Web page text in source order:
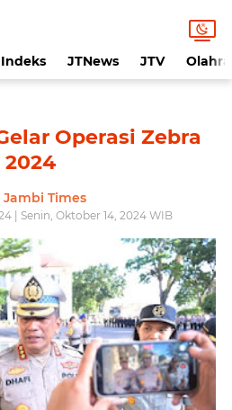
Indeks JTNews JTV
Operasi Zebra
2024
Jambi Times
| Senin, Oktober 14, 2024 WIB